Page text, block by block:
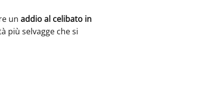
un addio al celibato in
più selvagge che si